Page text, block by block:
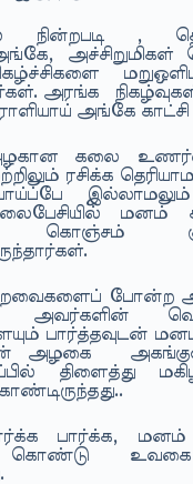
நின்றபடி ,
அங்கே,
அரங்க
அங்கே
கலை
ரசிக்க
மனம்
கொஞ்சம்
பறவைகளைப் போன்ற
அவர்களின்
பார்த்தவுடன்
அழகை
திளைத்து
பார்க்க, மனம்
கொண்டு